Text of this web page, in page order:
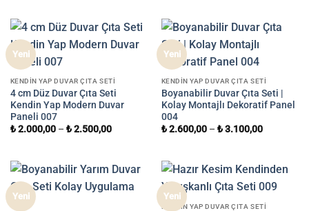
Yeni
KENDIN YAP DUVAR ÇITA SETI
4 cm Düz Duvar Çıta Seti
Kendin Yap Modern Duvar
Paneli 007
₺2.000,00– ₺2.500,00
Yeni
KENDIN YAP DUVAR ÇITA SETI
Boyanabilir Duvar Çıta Seti |
Kolay Montajlı Dekoratif Panel
004
₺2.600,00– ₺3.100,00
Yeni Yeni
KENDIN YAP DUVAR ÇITA SETI